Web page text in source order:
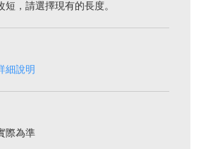
，請選擇現有的長度。
細說明
際為準